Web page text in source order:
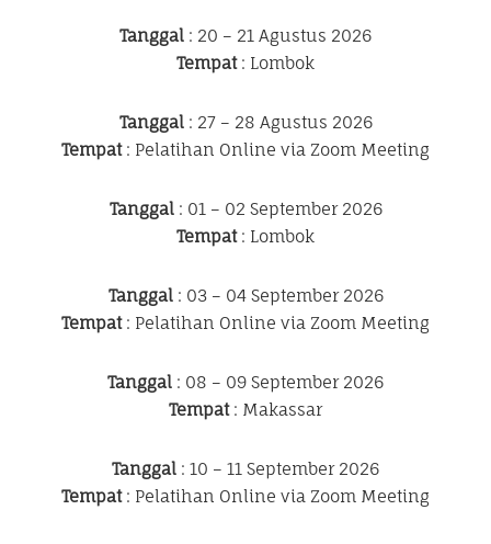
Tanggal : 20 – 21 Agustus 2026
Tempat: Lombok
Tanggal: 27 – 28 Agustus 2026
Tempat: Pelatihan Online via Zoom Meeting
Tanggal: 01 – 02 September 2026
Tempat: Lombok
Tanggal: 03 – 04 September 2026
Tempat: Pelatihan Online via Zoom Meeting
Tanggal : 08 – 09 September 2026
Tempat: Makassar
Tanggal : 10 – 11 September 2026
Tempat: Pelatihan Online via Zoom Meeting